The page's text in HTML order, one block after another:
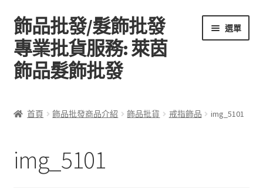
跳
至
導
覽
列
跳
至
主
要
內
飾品批發/髮飾批發
專業批貨服務: 萊茵
飾品髮飾批發
選單
飾品批發商品介紹
首頁 飾品批發商品介紹 飾品批貨 戒指飾品 img_5101
img_5101